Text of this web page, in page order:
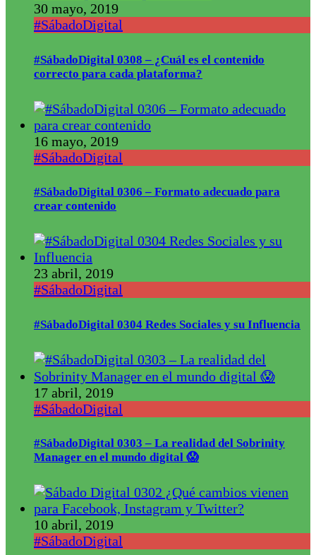
30 mayo, 2019
#SábadoDigital
#SábadoDigital 0308 – ¿Cuál es el contenido
correcto para cada plataforma?
16 mayo, 2019
#SábadoDigital
#SábadoDigital 0306 – Formato adecuado para
crear contenido
23 abril, 2019
#SábadoDigital
#SábadoDigital 0304 Redes Sociales y su Influencia
17 abril, 2019
#SábadoDigital
#SábadoDigital 0303 – La realidad del Sobrinity
Manager en el mundo digital 😱
10 abril, 2019
#SábadoDigital